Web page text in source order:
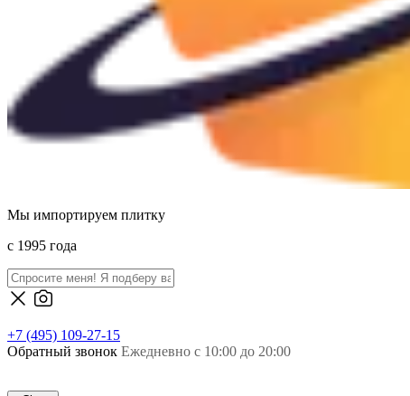
Мы импортируем плитку
c 1995 года
+7 (495) 109-27-15
Обратный звонок Ежедневно с 10:00 до 20:00